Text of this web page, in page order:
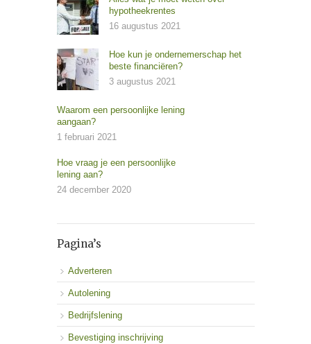
hypotheekrentes
16 augustus 2021
Hoe kun je ondernemerschap het
beste financiëren?
3 augustus 2021
Waarom een persoonlijke lening
aangaan?
1 februari 2021
Hoe vraag je een persoonlijke
lening aan?
24 december 2020
Pagina’s
Adverteren
Autolening
Bedrijfslening
Bevestiging inschrijving